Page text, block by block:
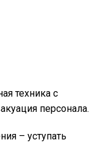
техника с
персонала.
– уступать